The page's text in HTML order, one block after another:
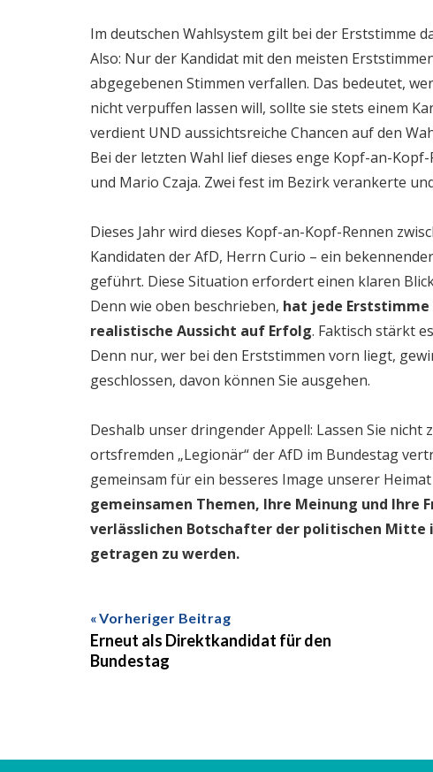
Im deutschen Wahlsystem gilt bei der Erststimme
Also: Nur der Kandidat mit den meisten
abgegebenen Stimmen verfallen. Das bedeutet,
nicht verpuffen lassen will, sollte sie stets einem
verdient UND aussichtsreiche Chancen auf den
Bei der letzten Wahl lief dieses enge Kopf-an-
und Mario Czaja. Zwei fest im Bezirk verankerte
Dieses Jahr wird dieses Kopf-an-Kopf-Rennen
Kandidaten der AfD, Herrn Curio – ein
geführt. Diese Situation erfordert einen klaren
Denn wie oben beschrieben, hat jede
realistische Aussicht auf Erfolg. Faktisch stärkt
Denn nur, wer bei den Erststimmen vorn liegt,
geschlossen, davon können Sie ausgehen.
Deshalb unser dringender Appell: Lassen Sie nicht
ortsfremden „Legionär“ der AfD im Bundestag
gemeinsam für ein besseres Image unserer
gemeinsamen Themen, Ihre Meinung und Ihre
verlässlichen Botschafter der politischen Mitte
getragen zu werden.
Vorheriger Beitrag
Erneut als Direktkandidat für den
Bundestag